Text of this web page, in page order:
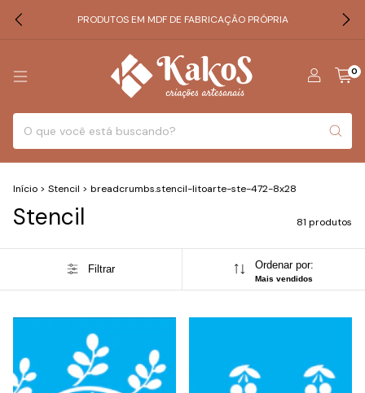
PRODUTOS EM MDF DE FABRICAÇÃO PRÓPRIA
0
Início > Stencil > breadcrumbs.stencil-litoarte-ste-472-8x28
Stencil 81 produtos
Filtrar Ordenar por:
Mais vendidos